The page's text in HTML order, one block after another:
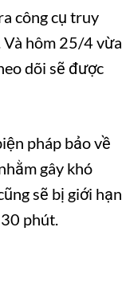
công cụ truy
hôm 25/4 vừa
dõi sẽ được
pháp bảo về
gây khó
sẽ bị giới hạn
phút.